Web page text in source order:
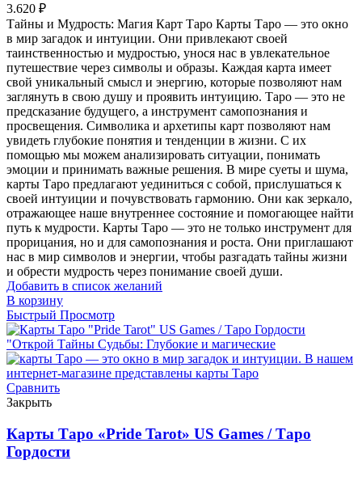
3.620 ₽
Тайны и Мудрость: Магия Карт Таро Карты Таро — это окно
в мир загадок и интуиции. Они привлекают своей
таинственностью и мудростью, унося нас в увлекательное
путешествие через символы и образы. Каждая карта имеет
свой уникальный смысл и энергию, которые позволяют нам
заглянуть в свою душу и проявить интуицию. Таро — это не
предсказание будущего, а инструмент самопознания и
просвещения. Символика и архетипы карт позволяют нам
увидеть глубокие понятия и тенденции в жизни. С их
помощью мы можем анализировать ситуации, понимать
эмоции и принимать важные решения. В мире суеты и шума,
карты Таро предлагают уединиться с собой, прислушаться к
своей интуиции и почувствовать гармонию. Они как зеркало,
отражающее наше внутреннее состояние и помогающее найти
путь к мудрости. Карты Таро — это не только инструмент для
прорицания, но и для самопознания и роста. Они приглашают
нас в мир символов и энергии, чтобы разгадать тайны жизни
и обрести мудрость через понимание своей души.
Добавить в список желаний
В корзину
Быстрый Просмотр
Сравнить
Закрыть
Карты Таро «Pride Tarot» US Games / Таро
Гордости